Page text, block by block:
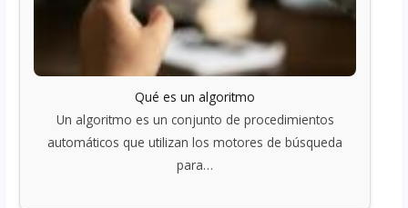
Qué es un algoritmo
Un algoritmo es un conjunto de procedimientos
automáticos que utilizan los motores de búsqueda
para…